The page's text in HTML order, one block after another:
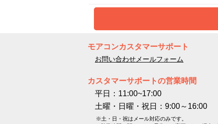
モアコンカスタマーサポート
お問い合わせメールフォーム
カスタマーサポートの営業時間
平日：11:00~17:00
土曜・日曜・祝日：9:00～16:00
※土・日・祝はメール対応のみです。